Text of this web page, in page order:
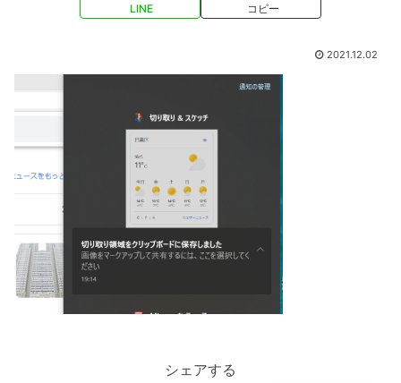
LINE コピー
2021.12.02
シェアする